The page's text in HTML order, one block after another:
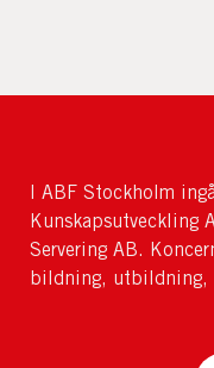
I ABF Stockholm
Kunskapsutveckling
Servering AB.
bildning, utbildning,